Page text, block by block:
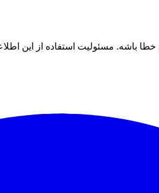
باشه. مسئولیت استفاده از این